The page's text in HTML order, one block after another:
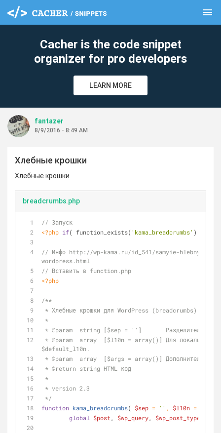
menu
Cacher is the code snippet
organizer for pro developers
LEARN MORE
fantazer
8/9/2016 - 8:49 AM
Хлебные крошки
Хлебные крошки
breadcrumbs.php
// Запуск
<?php if( function_exists( 'kama_breadcrumbs' ) )
// Инфо http://wp-kama.ru/id_541/samyie-hlebnyie-
wordpress.html
// Вставить в function.php
<?php
/**
* Хлебные крошки для WordPress (breadcrumbs)
*
* @param
string [$sep = '']       Разделитель. По
* @param
array  [$l10n = array()] Для
$default_l10n.
* @param
array  [$args = array()] Дополнительные
* @return string HTML код
*
* version 2.3
*/
function kama_breadcrumbs( $sep = '' , $l10n =
global
$post , $wp_query, $wp_post_types
clear